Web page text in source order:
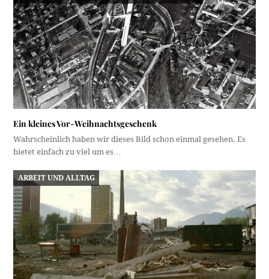
Ein kleines Vor-Weihnachtsgeschenk
Wahrscheinlich haben wir dieses Bild schon einmal gesehen. Es
bietet einfach zu viel um es…
ARBEIT UND ALLTAG